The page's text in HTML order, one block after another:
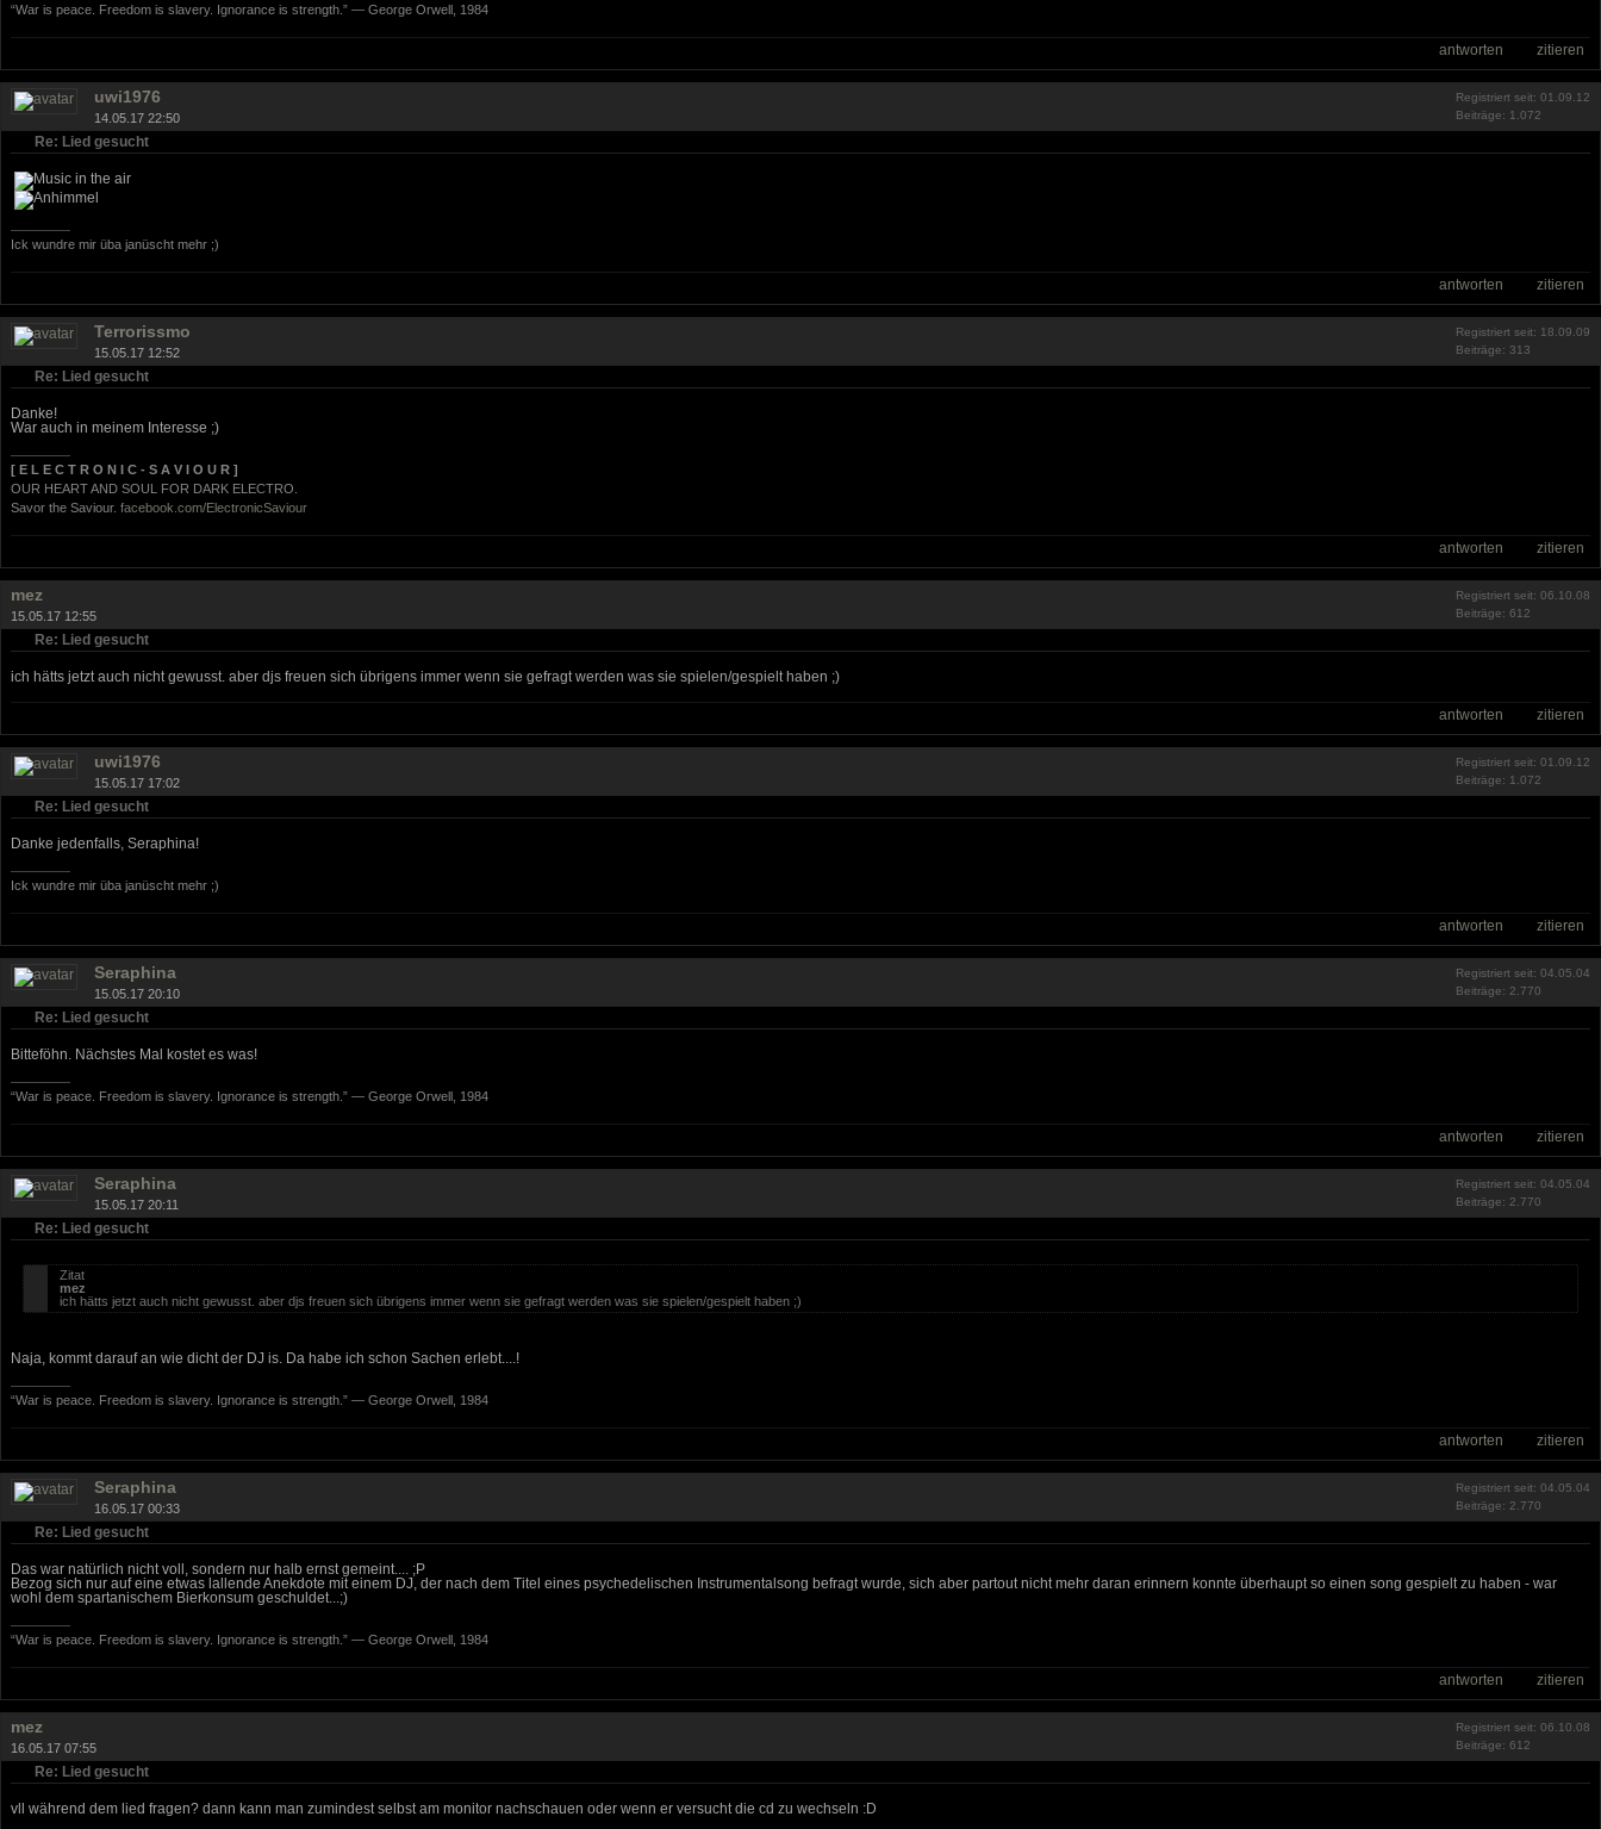
“War is peace. Freedom is slavery. Ignorance is strength.” ― George Orwell, 1984
antworten zitieren
Registriert seit: 01.09.12
Beiträge: 1.072
uwi1976
14.05.17 22:50
Re: Lied gesucht
Ick wundre mir üba janüscht mehr ;)
antworten zitieren
Registriert seit: 18.09.09
Beiträge: 313
Terrorissmo
15.05.17 12:52
Re: Lied gesucht
Danke!
War auch in meinem Interesse ;)
[ E L E C T R O N I C - S A V I O U R ]
OUR HEART AND SOUL FOR DARK ELECTRO.
Savor the Saviour. facebook.com/ElectronicSaviour
antworten zitieren
Registriert seit: 06.10.08
Beiträge: 612
mez
15.05.17 12:55
Re: Lied gesucht
ich hätts jetzt auch nicht gewusst. aber djs freuen sich übrigens immer wenn sie gefragt werden was sie spielen/gespielt haben ;)
antworten zitieren
Registriert seit: 01.09.12
Beiträge: 1.072
uwi1976
15.05.17 17:02
Re: Lied gesucht
Danke jedenfalls, Seraphina!
Ick wundre mir üba janüscht mehr ;)
antworten zitieren
Registriert seit: 04.05.04
Beiträge: 2.770
Seraphina
15.05.17 20:10
Re: Lied gesucht
Bitteföhn. Nächstes Mal kostet es was!
“War is peace. Freedom is slavery. Ignorance is strength.” ― George Orwell, 1984
antworten zitieren
Registriert seit: 04.05.04
Beiträge: 2.770
Seraphina
15.05.17 20:11
Re: Lied gesucht
Zitat
mez
ich hätts jetzt auch nicht gewusst. aber djs freuen sich übrigens immer wenn sie gefragt werden was sie spielen/gespielt haben ;)
Naja, kommt darauf an wie dicht der DJ is. Da habe ich schon Sachen erlebt....!
“War is peace. Freedom is slavery. Ignorance is strength.” ― George Orwell, 1984
antworten zitieren
Registriert seit: 04.05.04
Beiträge: 2.770
Seraphina
16.05.17 00:33
Re: Lied gesucht
Das war natürlich nicht voll, sondern nur halb ernst gemeint.... ;P
Bezog sich nur auf eine etwas lallende Anekdote mit einem DJ, der nach dem Titel eines psychedelischen Instrumentalsong befragt wurde, sich aber partout nicht mehr daran erinnern konnte überhaupt so einen song gespielt zu haben - war
wohl dem spartanischem Bierkonsum geschuldet...;)
“War is peace. Freedom is slavery. Ignorance is strength.” ― George Orwell, 1984
antworten zitieren
Registriert seit: 06.10.08
Beiträge: 612
mez
16.05.17 07:55
Re: Lied gesucht
vll während dem lied fragen? dann kann man zumindest selbst am monitor nachschauen oder wenn er versucht die cd zu wechseln :D